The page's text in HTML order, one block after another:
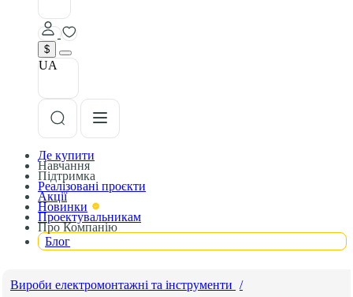
$
UA
Де купити
Навчання
Підтримка
Реалізовані проєкти
Акції
Новинки
Проектувальникам
Про Компанію
Блог
Вироби електромонтажні та інструменти /